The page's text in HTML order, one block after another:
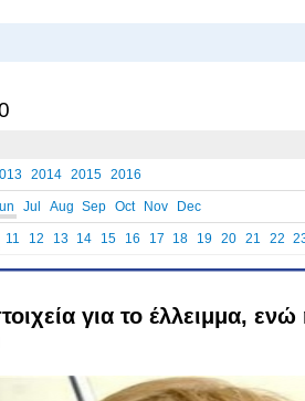
2014 2015 2016
Jul Aug Sep Oct Nov Dec
11 12 13 14 15 16 17 18 19 20 21 22
για το έλλειμμα,